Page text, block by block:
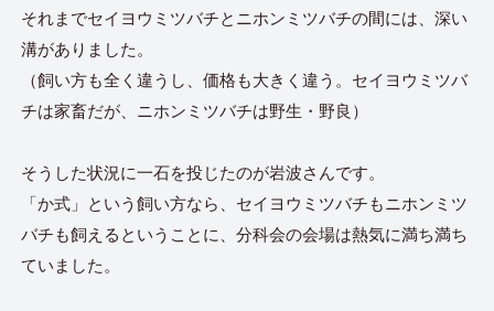
それまでセイヨウミツバチとニホンミツバチの間には、深い
溝がありました。
（飼い方も全く違うし、価格も大きく違う。セイヨウミツバ
チは家畜だが、ニホンミツバチは野生・野良）
そうした状況に一石を投じたのが岩波さんです。
「か式」という飼い方なら、セイヨウミツバチもニホンミツ
バチも飼えるということに、分科会の会場は熱気に満ち満ち
ていました。